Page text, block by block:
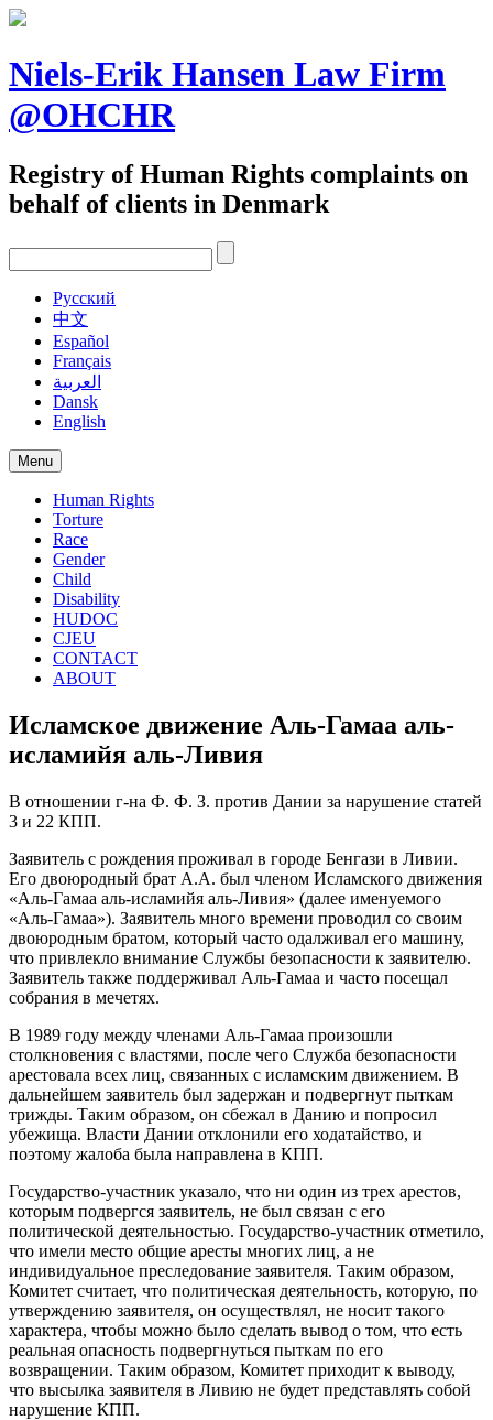
Skip
content
Niels-Erik Hansen Law Firm
@OHCHR
Registry of Human Rights complaints on
behalf of clients in Denmark
Pусский
中文
Español
Français
العربية
Dansk
English
Menu
Human Rights
Torture
Race
Gender
Child
Disability
HUDOC
CJEU
CONTACT
ABOUT
Исламское движение Аль-Гамаа аль-
исламийя аль-Ливия
В отношении г-на Ф. Ф. З. против Дании за нарушение статей
3 и 22 КПП.
Заявитель с рождения проживал в городе Бенгази в Ливии.
Его двоюродный брат А.А. был членом Исламского движения
«Аль-Гамаа аль-исламийя аль-Ливия» (далее именуемого
«Аль-Гамаа»). Заявитель много времени проводил со своим
двоюродным братом, который часто одалживал его машину,
что привлекло внимание Службы безопасности к заявителю.
Заявитель также поддерживал Аль-Гамаа и часто посещал
собрания в мечетях.
В 1989 году между членами Аль-Гамаа произошли
столкновения с властями, после чего Служба безопасности
арестовала всех лиц, связанных с исламским движением. В
дальнейшем заявитель был задержан и подвергнут пыткам
трижды. Таким образом, он сбежал в Данию и попросил
убежища. Власти Дании отклонили его ходатайство, и
поэтому жалоба была направлена в КПП.
Государство-участник указало, что ни один из трех арестов,
которым подвергся заявитель, не был связан с его
политической деятельностью. Государство-участник отметило,
что имели место общие аресты многих лиц, а не
индивидуальное преследование заявителя. Таким образом,
Комитет считает, что политическая деятельность, которую, по
утверждению заявителя, он осуществлял, не носит такого
характера, чтобы можно было сделать вывод о том, что есть
реальная опасность подвергнуться пыткам по его
возвращении. Таким образом, Комитет приходит к выводу,
что высылка заявителя в Ливию не будет представлять собой
нарушение КПП.